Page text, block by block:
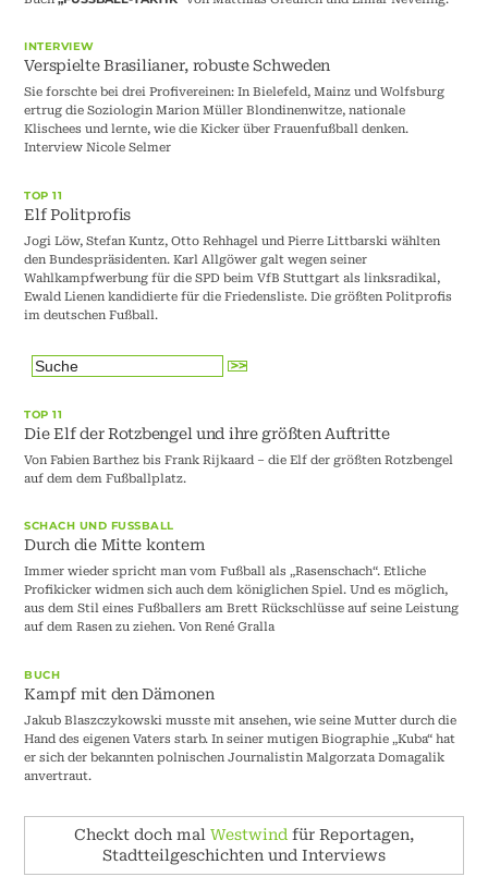
INTERVIEW
Verspielte Brasilianer, robuste Schweden
Sie forschte bei drei Profivereinen: In Bielefeld, Mainz und Wolfsburg
ertrug die Soziologin Marion Müller Blondinenwitze, nationale
Klischees und lernte, wie die Kicker über Frauenfußball denken.
Interview Nicole Selmer
TOP 11
Elf Politprofis
Jogi Löw, Stefan Kuntz, Otto Rehhagel und Pierre Littbarski wählten
den Bundespräsidenten. Karl Allgöwer galt wegen seiner
Wahlkampfwerbung für die SPD beim VfB Stuttgart als linksradikal,
Ewald Lienen kandidierte für die Friedensliste. Die größten Politprofis
im deutschen Fußball.
TOP 11
Die Elf der Rotzbengel und ihre größten Auftritte
Von Fabien Barthez bis Frank Rijkaard – die Elf der größten Rotzbengel
auf dem dem Fußballplatz.
SCHACH UND FUSSBALL
Durch die Mitte kontern
Immer wieder spricht man vom Fußball als „Rasenschach“. Etliche
Profikicker widmen sich auch dem königlichen Spiel. Und es möglich,
aus dem Stil eines Fußballers am Brett Rückschlüsse auf seine Leistung
auf dem Rasen zu ziehen. Von René Gralla
BUCH
Kampf mit den Dämonen
Jakub Blaszczykowski musste mit ansehen, wie seine Mutter durch die
Hand des eigenen Vaters starb. In seiner mutigen Biographie „Kuba“ hat
er sich der bekannten polnischen Journalistin Malgorzata Domagalik
anvertraut.
Checkt doch mal Westwind für Reportagen,
Stadtteilgeschichten und Interviews